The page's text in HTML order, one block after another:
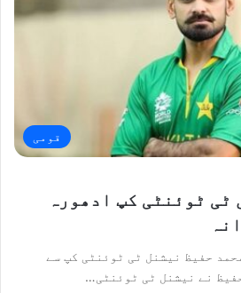
قومی
ٹی ٹوئنٹی کپ ادھورہ
حفیظ نیشنل ٹی ٹوئنٹی کپ سے
نے نیشنل ٹی ٹوئنٹی…